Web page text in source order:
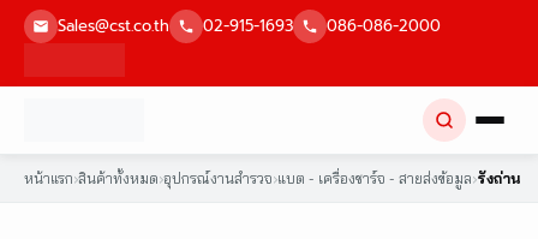
Skip
Sales@cst.co.th 02-915-1693 086-086-2000
หน้าแรก›สินค้าทั้งหมด›อุปกรณ์งานสำรวจ›แบต - เครื่องชาร์จ - สายส่งข้อมูล›รังถ่าน